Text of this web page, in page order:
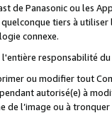
de Panasonic ou les
tiers à
connexe.
l'entière responsabilité
ou modifier tout
autorisé(e) à
de l’image ou à